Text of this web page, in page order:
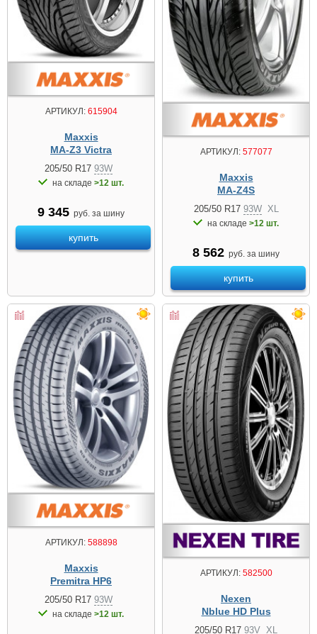
АРТИКУЛ:615904
Maxxis
MA-Z3 Victra
205/50 R17 93W
на складе >12 шт.
9 345 руб. за шину
купить
АРТИКУЛ:577077
Maxxis
MA-Z4S
205/50 R17 93W XL
на складе >12 шт.
8 562 руб. за шину
купить
АРТИКУЛ:588898
Maxxis
Premitra HP6
205/50 R17 93W
на складе >12 шт.
АРТИКУЛ:582500
Nexen
Nblue HD Plus
205/50 R17 93V XL